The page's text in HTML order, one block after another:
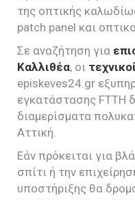
της οπτικής
patch panel και
Σε αναζήτηση για
Καλλιθέα, οι
episkeves24.gr
εγκατάστασης FTTH
διαμερίσματα
Αττική.
Εάν πρόκειται για
σπίτι ή την
υποστήριξης θα